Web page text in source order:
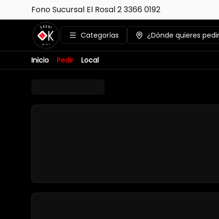
Fono Sucursal El Rosal 2 3366 0192
Categorías ¿Dónde quieres
Inicio Pedir Local